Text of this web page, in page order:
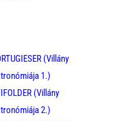
(Villány
1.)
(Villány
2.)